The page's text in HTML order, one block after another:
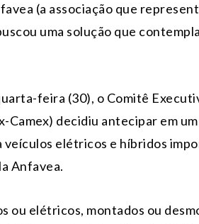
(a associação que
uma solução que
feira (30), o Comitê
Camex) decidiu antecipar em
veículos elétricos e híbridos
Anfavea.
ou elétricos, montados ou